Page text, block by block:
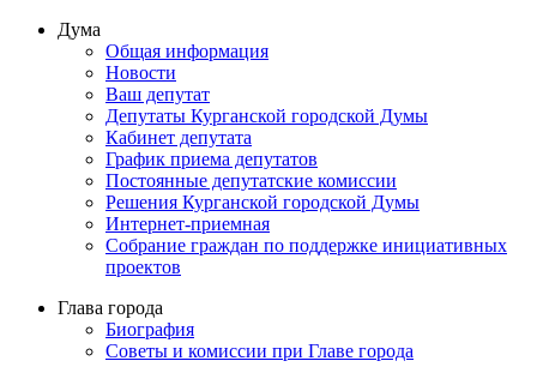
Дума
Общая информация
Новости
Ваш депутат
Депутаты Курганской городской Думы
Кабинет депутата
График приема депутатов
Постоянные депутатские комиссии
Решения Курганской городской Думы
Интернет-приемная
Собрание граждан по поддержке инициативных
проектов
Глава города
Биография
Советы и комиссии при Главе города